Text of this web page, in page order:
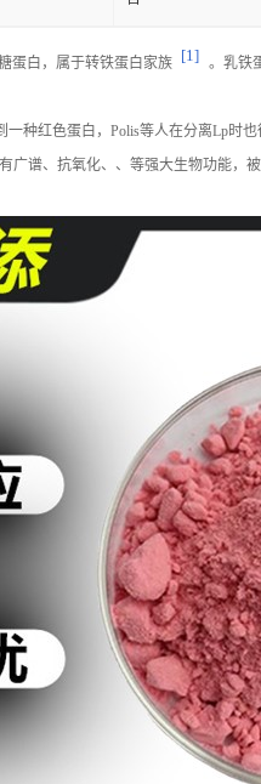
蛋白，属于转铁蛋白家族 [1] 。乳铁
一种红色蛋白，Polis等人在分离Lp
广谱、抗氧化、、等强大生物功能，